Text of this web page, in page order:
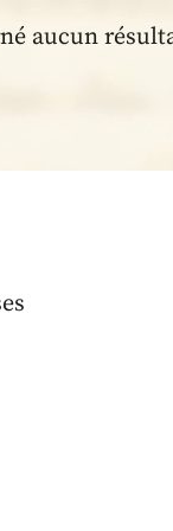
aucun